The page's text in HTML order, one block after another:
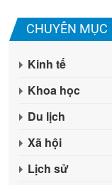
CHUYÊN MỤC
Kinh tế
Khoa học
Du lịch
Xã hội
Lịch sử